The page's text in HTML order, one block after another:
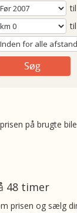
til
til
på brugte
48 timer
prisen og sælg